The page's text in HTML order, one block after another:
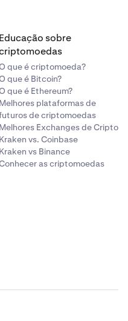
Educação sobre
que é criptomoeda?
que é Bitcoin?
que é Ethereum?
Melhores plataformas de
de criptomoedas
Melhores Exchanges de Cripto
Kraken vs. Coinbase
Kraken vs Binance
as criptomoedas